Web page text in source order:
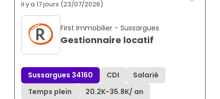
il y a 17 jours (23/07/2026)
First Immobilier - Sussargues
Gestionnaire locatif
Sussargues 34160 CDI
Salarié
Temps plein
20.2K-35.8K/ an